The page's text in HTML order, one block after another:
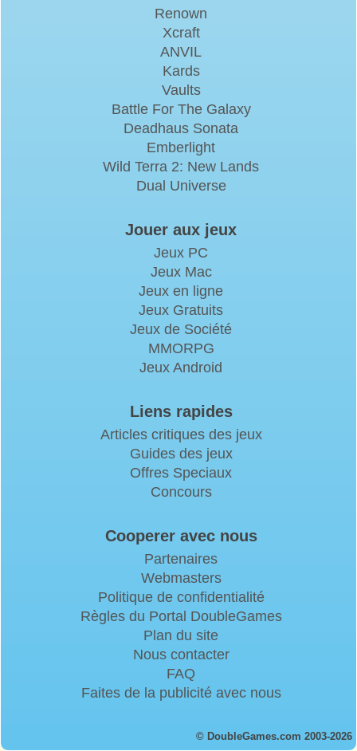
Renown
Xcraft
ANVIL
Kards
Vaults
Battle For The Galaxy
Deadhaus Sonata
Emberlight
Wild Terra 2: New Lands
Dual Universe
Jouer aux jeux
Jeux PC
Jeux Mac
Jeux en ligne
Jeux Gratuits
Jeux de Société
MMORPG
Jeux Android
Liens rapides
Articles critiques des jeux
Guides des jeux
Offres Speciaux
Concours
Cooperer avec nous
Partenaires
Webmasters
Politique de confidentialité
Règles du Portal DoubleGames
Plan du site
Nous contacter
FAQ
Faites de la publicité avec nous
© DoubleGames.com 2003-2026